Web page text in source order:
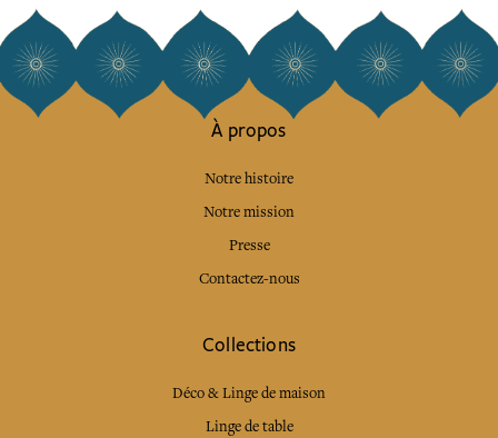
À propos
Notre histoire
Notre mission
Presse
Contactez-nous
Collections
Déco & Linge de maison
Linge de table